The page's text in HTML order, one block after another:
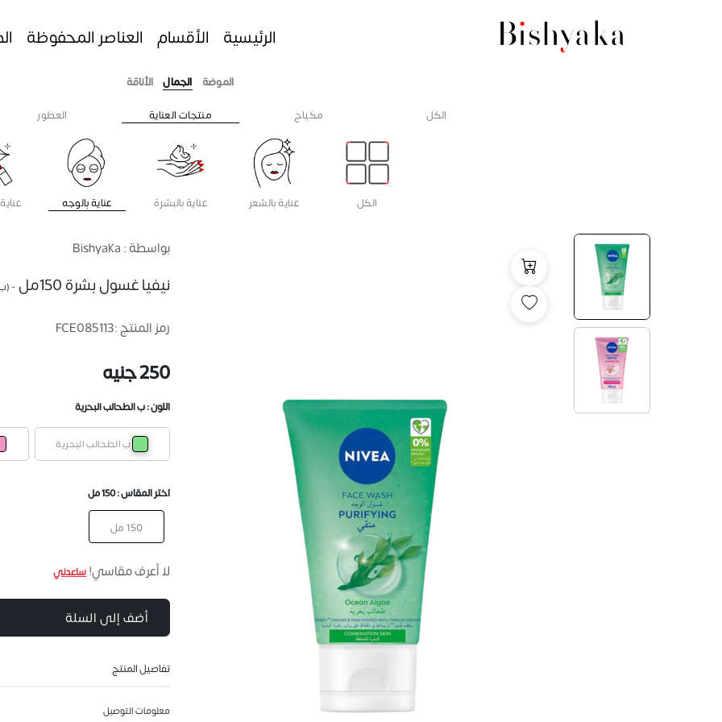
الرئيسية الأقسام العناصر المحفوظة
الموضة الجمال الأناقة
الكل
مكياج منتجات العناية العطور
الكل عناية بالشعر عناية بالبشرة عناية بالوجه
بواسطة : Bishyaka
نيفيا غسول بشرة 150مل -
رمز المنتج :FCE085113
250 جنيه
اللون :ب الطحالب البحرية
ب الطحالب البحرية
اختر المقاس :150 مل
150 مل
لا أعرف مقاسي!ساعدني
أضف إلى السلة
تفاصيل المنتج
معلومات التوصيل